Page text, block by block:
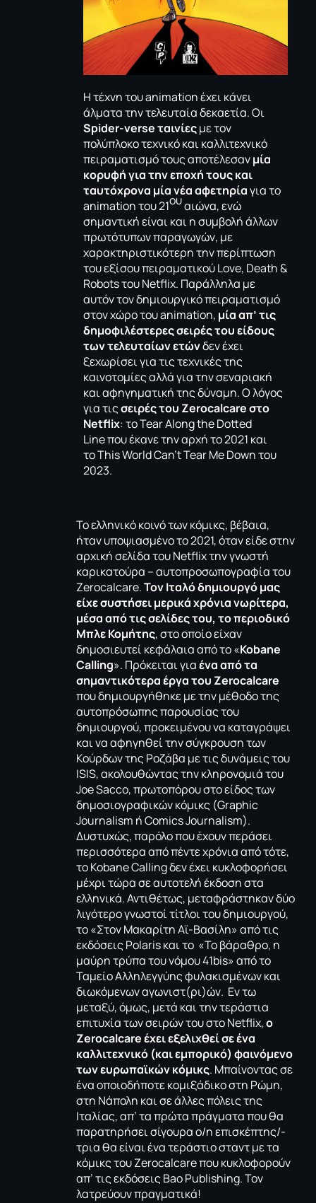
Η τέχνη του animation έχει κάνει
άλματα την τελευταία δεκαετία. Οι
Spider-verse ταινίεςμε τον
πολύπλοκο τεχνικό και καλλιτεχνικό
πειραματισμό τους αποτέλεσανμία
κορυφή για την εποχή τους και
ταυτόχρονα μία νέα αφετηρίαγια το
animation του 21ουαιώνα, ενώ
σημαντική είναι και η συμβολή άλλων
πρωτότυπων παραγωγών, με
χαρακτηριστικότερη την περίπτωση
του εξίσου πειραματικούLove, Death &
Robotsτου Netflix. Παράλληλα με
αυτόν τον δημιουργικό πειραματισμό
στον χώρο του animation, μία απ’ τις
δημοφιλέστερες σειρές του είδους
των τελευταίων ετώνδεν έχει
ξεχωρίσει για τις τεχνικές της
καινοτομίες αλλά για την σεναριακή
και αφηγηματική της δύναμη. Ο λόγος
για τιςσειρές του Zerocalcare στο
Netflix: τοTear Along the Dotted
Lineπου έκανε την αρχή το 2021 και
τοThis World Can’t Tear Me Downτου
2023.
Το ελληνικό κοινό των κόμικς, βέβαια,
ήταν υποψιασμένο το 2021, όταν είδε στην
αρχική σελίδα του Netflix την γνωστή
καρικατούρα – αυτοπροσωπογραφία του
Zerocalcare.Τον Ιταλό δημιουργό μας
είχε συστήσει μερικά χρόνια νωρίτερα,
μέσα από τις σελίδες του, το περιοδικό
Μπλε Κομήτης, στο οποίο είχαν
δημοσιευτεί κεφάλαια από το «Kobane
Calling». Πρόκειται γιαένα από τα
σημαντικότερα έργα του Zerocalcare
που δημιουργήθηκε με την μέθοδο της
αυτοπρόσωπης παρουσίας του
δημιουργού, προκειμένου να καταγράψει
και να αφηγηθεί την σύγκρουση των
Κούρδων της Ροζάβα με τις δυνάμεις του
ISIS, ακολουθώντας την κληρονομιά του
Joe Sacco, πρωτοπόρου στο είδος των
δημοσιογραφικών κόμικς (Graphic
Journalism ή Comics Journalism).
Δυστυχώς, παρόλο που έχουν περάσει
περισσότερα από πέντε χρόνια από τότε,
το Kobane Calling δεν έχει κυκλοφορήσει
μέχρι τώρα σε αυτοτελή έκδοση στα
ελληνικά. Αντιθέτως, μεταφράστηκαν δύο
λιγότερο γνωστοί τίτλοι του δημιουργού,
το «Στον Μακαρίτη Αϊ-Βασίλη» από τις
εκδόσεις Polaris και το «Το βάραθρο, η
μαύρη τρύπα του νόμου 41bis» από το
Ταμείο Αλληλεγγύης φυλακισμένων και
διωκόμενων αγωνιστ(ρι)ών. Εν τω
μεταξύ, όμως, μετά και την τεράστια
επιτυχία των σειρών του στο Netflix,ο
Zerocalcare έχει εξελιχθεί σε ένα
καλλιτεχνικό (και εμπορικό) φαινόμενο
των ευρωπαϊκών κόμικς. Μπαίνοντας σε
ένα οποιοδήποτε κομιξάδικο στη Ρώμη,
στη Νάπολη και σε άλλες πόλεις της
Ιταλίας, απ’ τα πρώτα πράγματα που θα
παρατηρήσει σίγουρα ο/η επισκέπτης/-
τρια θα είναι ένα τεράστιο σταντ με τα
κόμικς του Zerocalcare που κυκλοφορούν
απ’ τις εκδόσεις Bao Publishing. Τον
λατρεύουν πραγματικά!